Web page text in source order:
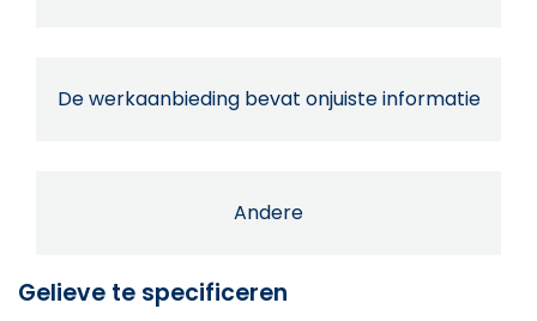
De werkaanbieding bevat onjuiste informatie
Andere
Gelieve te specificeren